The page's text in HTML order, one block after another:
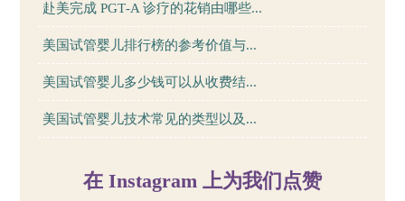
赴美完成 PGT‑A 诊疗的花销由哪些...
美国试管婴儿排行榜的参考价值与...
美国试管婴儿多少钱可以从收费结...
美国试管婴儿技术常见的类型以及...
在 Instagram 上为我们点赞